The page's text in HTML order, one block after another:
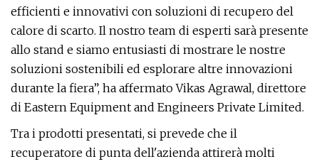
efficienti e innovativi con soluzioni di recupero del
calore di scarto. Il nostro team di esperti sarà presente
allo stand e siamo entusiasti di mostrare le nostre
soluzioni sostenibili ed esplorare altre innovazioni
durante la fiera”, ha affermato Vikas Agrawal, direttore
di Eastern Equipment and Engineers Private Limited.
Tra i prodotti presentati, si prevede che il
recuperatore di punta dell'azienda attirerà molti